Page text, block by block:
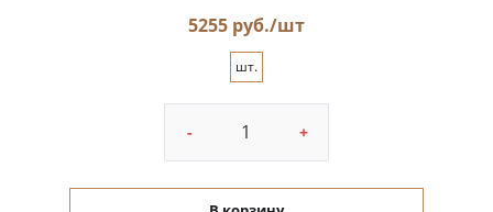
5255 руб./шт
шт.
- +